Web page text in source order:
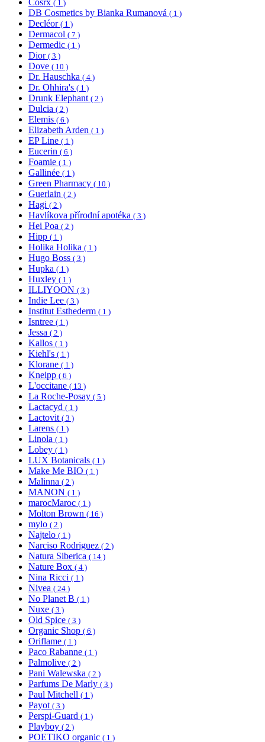
Cosrx ( 1 )
DB Cosmetics by Bianka Rumanová ( 1 )
Decléor ( 1 )
Dermacol ( 7 )
Dermedic ( 1 )
Dior ( 3 )
Dove ( 10 )
Dr. Hauschka ( 4 )
Dr. Ohhira's ( 1 )
Drunk Elephant ( 2 )
Dulcia ( 2 )
Elemis ( 6 )
Elizabeth Arden ( 1 )
EP Line ( 1 )
Eucerin ( 6 )
Foamie ( 1 )
Gallinée ( 1 )
Green Pharmacy ( 10 )
Guerlain ( 2 )
Hagi ( 2 )
Havlíkova přírodní apotéka ( 3 )
Hei Poa ( 2 )
Hipp ( 1 )
Holika Holika ( 1 )
Hugo Boss ( 3 )
Hupka ( 1 )
Huxley ( 1 )
ILLIYOON ( 3 )
Indie Lee ( 3 )
Institut Esthederm ( 1 )
Isntree ( 1 )
Jessa ( 2 )
Kallos ( 1 )
Kiehl's ( 1 )
Klorane ( 1 )
Kneipp ( 6 )
L'occitane ( 13 )
La Roche-Posay ( 5 )
Lactacyd ( 1 )
Lactovit ( 3 )
Larens ( 1 )
Linola ( 1 )
Lobey ( 1 )
LUX Botanicals ( 1 )
Make Me BIO ( 1 )
Malinna ( 2 )
MANON ( 1 )
marocMaroc ( 1 )
Molton Brown ( 16 )
mylo ( 2 )
Najtelo ( 1 )
Narciso Rodriguez ( 2 )
Natura Siberica ( 14 )
Nature Box ( 4 )
Nina Ricci ( 1 )
Nivea ( 24 )
No Planet B ( 1 )
Nuxe ( 3 )
Old Spice ( 3 )
Organic Shop ( 6 )
Oriflame ( 1 )
Paco Rabanne ( 1 )
Palmolive ( 2 )
Pani Walewska ( 2 )
Parfums De Marly ( 3 )
Paul Mitchell ( 1 )
Payot ( 3 )
Perspi-Guard ( 1 )
Playboy ( 2 )
POETIKO organic ( 1 )